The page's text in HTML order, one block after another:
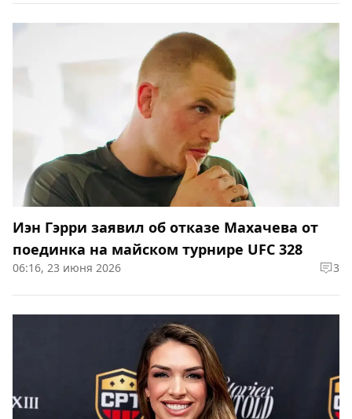
Иэн Гэрри заявил об отказе Махачева от
поединка на майском турнире UFC 328
06:16, 23 июня 2026 3